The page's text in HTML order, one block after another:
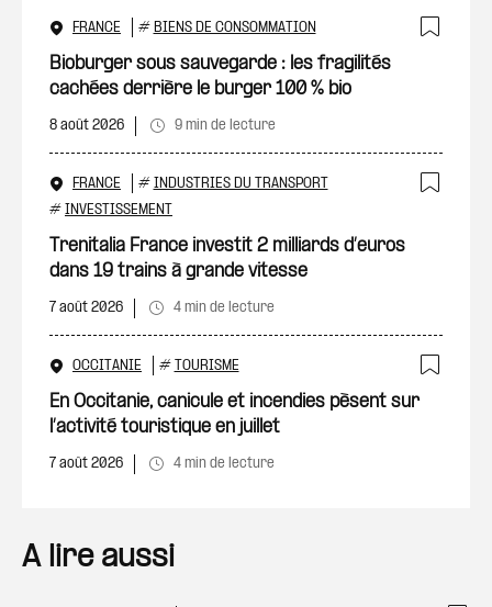
FRANCE # BIENS DE CONSOMMATION
Bioburger sous sauvegarde : les fragilités
cachées derrière le burger 100 % bio
8 août 2026 9 min de lecture
FRANCE # INDUSTRIES DU TRANSPORT
# INVESTISSEMENT
Trenitalia France investit 2 milliards d’euros
dans 19 trains à grande vitesse
7 août 2026 4 min de lecture
OCCITANIE # TOURISME
En Occitanie, canicule et incendies pèsent sur
l’activité touristique en juillet
7 août 2026 4 min de lecture
A lire aussi